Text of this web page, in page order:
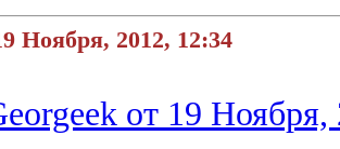
Ноября, 2012, 12:34
от 19